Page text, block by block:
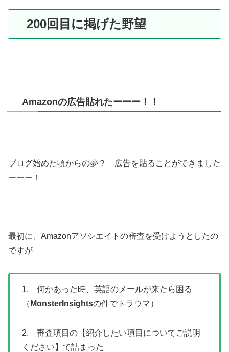
200回目に掲げた野望
Amazonの広告貼れたーーー！！
ブログ始めた頃からの夢？ 広告を貼ることができました
ーーー！
最初に、Amazonアソシエイトの審査を受けようとしたの
ですが
1. 何かあった時、英語のメールが来たら困る
（ MonsterInsightsの件でトラウマ）
2. 審査項目の【紹介したい項目についてご説明
ください】で詰まった